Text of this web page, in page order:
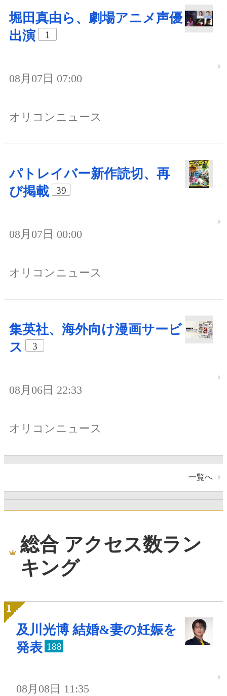
堀田真由ら、劇場アニメ声優
出演
1
08月07日 07:00
オリコンニュース
パトレイバー新作読切、再
び掲載
39
08月07日 00:00
オリコンニュース
集英社、海外向け漫画サービ
ス
3
08月06日 22:33
オリコンニュース
一覧へ
総合 アクセス数ラン
キング
及川光博 結婚&妻の妊娠を
発表 188
08月08日 11:35